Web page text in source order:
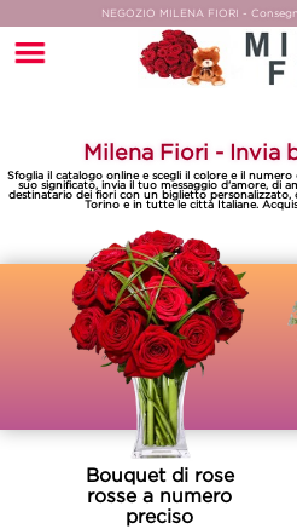
NEGOZIO MILENA FIORI -
Milena Fiori - Invia
Sfoglia il catalogo online e scegli il colore e il
suo significato, invia il tuo messaggio d'amore, di
destinatario dei fiori con un biglietto
Torino e in tutte le città Italiane.
Bouquet di rose
rosse a numero
preciso